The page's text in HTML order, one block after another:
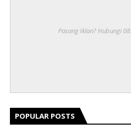
Pasang Iklan? Hubungi
POPULAR POSTS